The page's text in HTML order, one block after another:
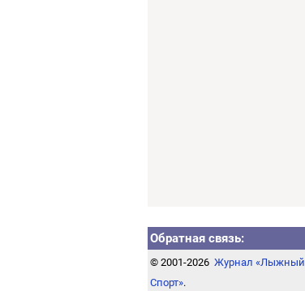
Обратная связь:
© 2001-2026 Журнал «Лыжный
Спорт».